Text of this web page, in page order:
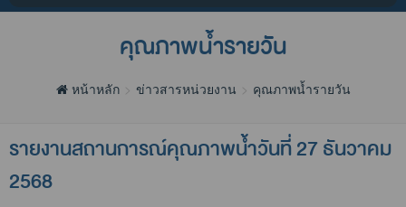
คุณภาพน้ำรายวัน
หน้าหลัก ข่าวสารหน่วยงาน คุณภาพน้ำรายวัน
รายงานสถานการณ์คุณภาพน้ำวันที่ 27 ธันวาคม
2568